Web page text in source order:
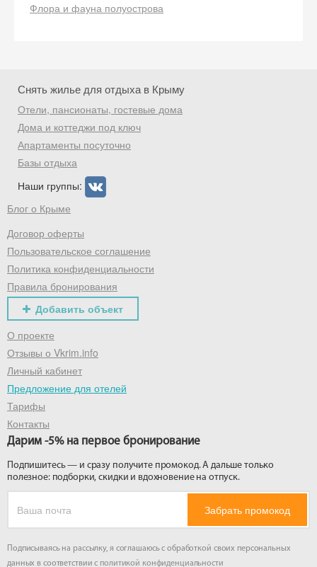
Флора и фауна полуострова
Снять жилье для отдыха в Крыму
Отели, пансионаты, гостевые дома
Дома и коттеджи под ключ
Апартаменты посуточно
Базы отдыха
Наши группы:
Блог о Крыме
Договор оферты
Пользовательское соглашение
Политика конфиденциальности
Правила бронирования
Добавить объект
О проекте
Отзывы о Vkrim.info
Личный кабинет
Предложение для отелей
Тарифы
Контакты
Дарим -5% на первое бронирование
Подпишитесь — и сразу получите промокод. А дальше только
полезное: подборки, скидки и вдохновение на отпуск.
Забрать промокод
Подписываясь на рассылку, я соглашаюсь с обработкой своих персональных
данных в соответствии с политикой конфиденциальности
Получить промокод